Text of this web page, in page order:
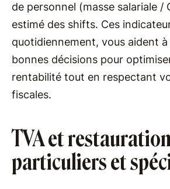
de personnel (masse salariale /
estimé des shifts. Ces
quotidiennement, vous aident
bonnes décisions pour
rentabilité tout en respectant
fiscales.
TVA et
particuliers et